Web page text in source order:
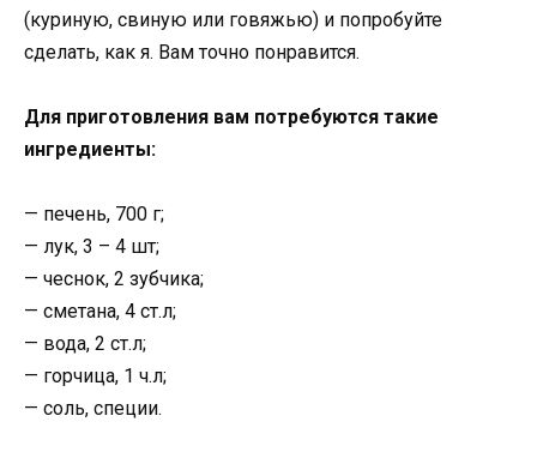
(куриную, свиную или говяжью) и попробуйте
сделать, как я. Вам точно понравится.
Для приготовления вам потребуются такие
ингредиенты:
— печень, 700 г;
— лук, 3 – 4 шт;
— чеснок, 2 зубчика;
— сметана, 4 ст.л;
— вода, 2 ст.л;
— горчица, 1 ч.л;
— соль, специи.